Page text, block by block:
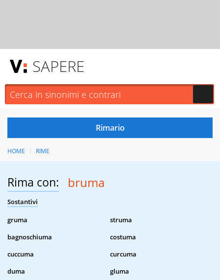
SAPERE
HOME RIME
Rima con: bruma
Sostantivi
gruma
struma
bagnoschiuma
costuma
cuccuma
curcuma
duma
gluma